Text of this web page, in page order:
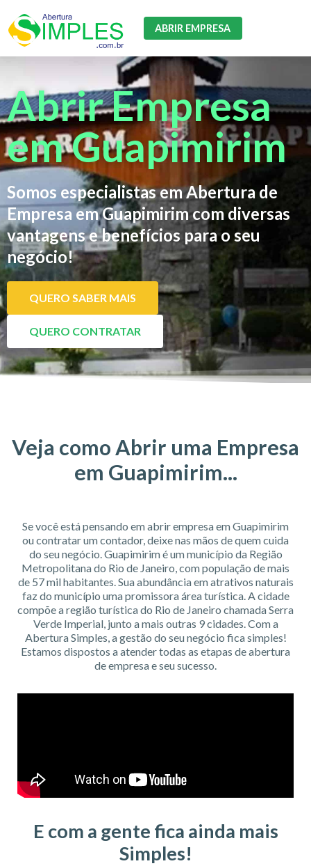
ABRIR EMPRESA
Abrir Empresa
em Guapimirim
Somos especialistas em Abertura de
Empresa em Guapimirim com diversas
vantagens e benefícios para o seu
negócio!
QUERO SABER MAIS
QUERO CONTRATAR
Veja como Abrir uma Empresa
em Guapimirim...
Se você está pensando em abrir empresa em Guapimirim
ou contratar um contador, deixe nas mãos de quem cuida
do seu negócio. Guapimirim é um município da Região
Metropolitana do Rio de Janeiro, com população de mais
de 57 mil habitantes. Sua abundância em atrativos naturais
faz do município uma promissora área turística. A cidade
compõe a região turística do Rio de Janeiro chamada Serra
Verde Imperial, junto a mais outras 9 cidades. Com a
Abertura Simples, a gestão do seu negócio fica simples!
Estamos dispostos a atender todas as etapas de abertura
de empresa e seu sucesso.
E com a gente fica ainda mais
Simples!